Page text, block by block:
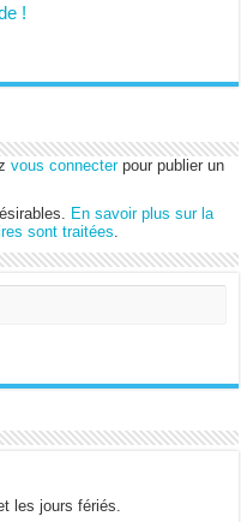
!
vous connecterpour publier un
En savoir plus sur la
sont traitées
les jours fériés.